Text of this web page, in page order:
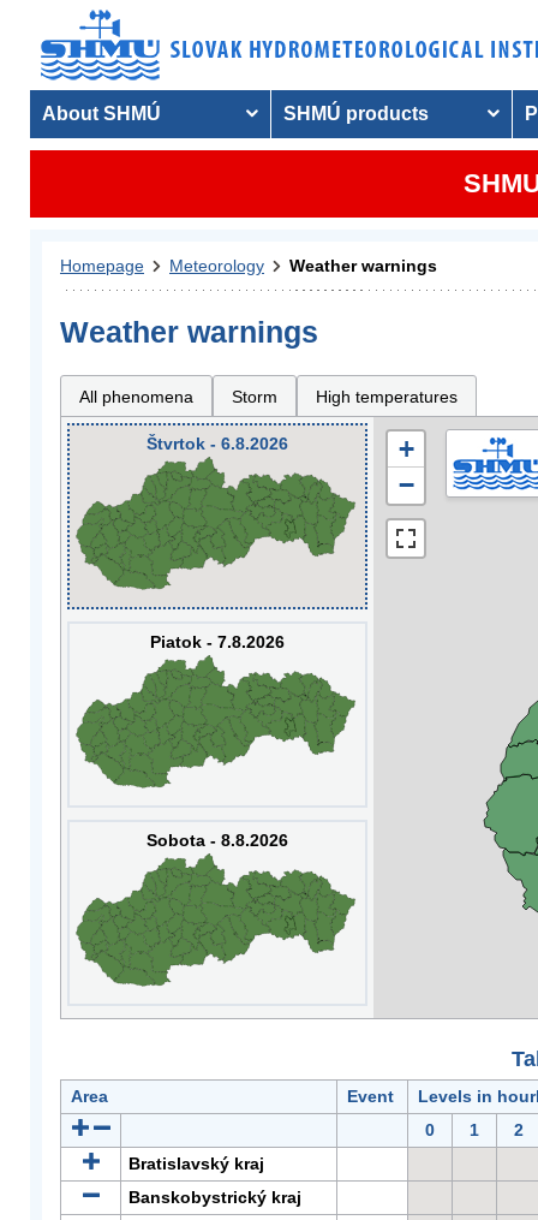
About SHMÚ SHMÚ products
Homepage Meteorology Weather warnings
Weather warnings
All phenomena Storm High temperatures
Štvrtok - 6.8.2026
Piatok - 7.8.2026
Sobota - 8.8.2026
+
−
Area Event
Levels in
0
1
2
Bratislavský kraj
Banskobystrický kraj